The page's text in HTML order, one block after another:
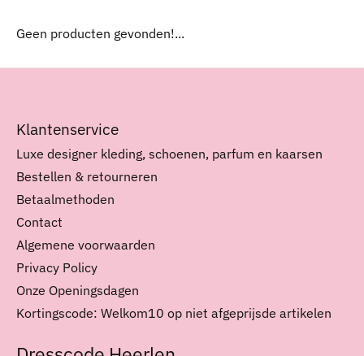
Geen producten gevonden!...
Klantenservice
Luxe designer kleding, schoenen, parfum en kaarsen
Bestellen & retourneren
Betaalmethoden
Contact
Algemene voorwaarden
Privacy Policy
Onze Openingsdagen
Kortingscode: Welkom10 op niet afgeprijsde artikelen